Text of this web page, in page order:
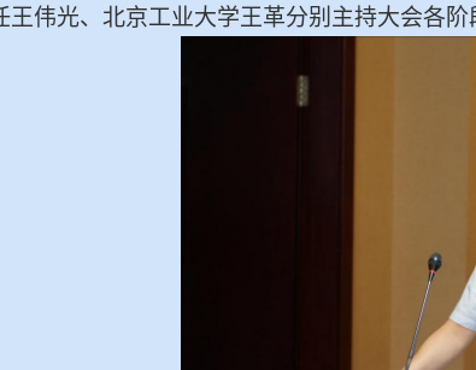
王伟光、北京工业大学王革分别主持大会各阶